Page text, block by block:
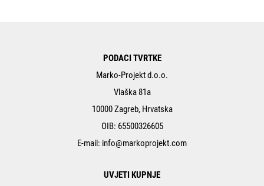
PODACI TVRTKE
Marko-Projekt d.o.o.
Vlaška 81a
10000 Zagreb, Hrvatska
OIB: 65500326605
E-mail: info@markoprojekt.com
UVJETI KUPNJE